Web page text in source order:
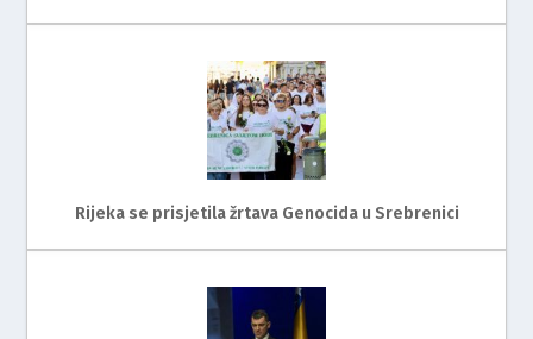
Rijeka se prisjetila žrtava Genocida u Srebrenici